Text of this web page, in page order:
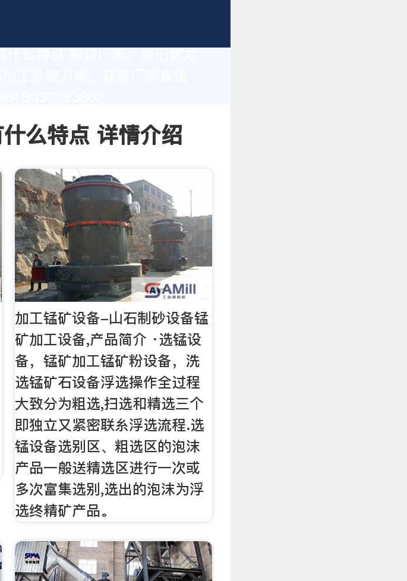
工系统方案。获取厂家直销
么特点 详情介绍
加工锰矿设备-山石制砂设备锰
矿加工设备,产品简介 ·选锰设
备，锰矿加工锰矿粉设备，洗
选锰矿石设备浮选操作全过程
大致分为粗选,扫选和精选三个
即独立又紧密联糸浮选流程.选
锰设备选别区、粗选区的泡沫
产品一般送精选区进行一次或
多次富集选别,选出的泡沫为浮
选终精矿产品。